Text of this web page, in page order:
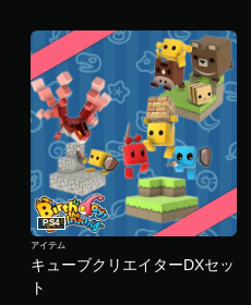
キューブクリエイターDXセッ
ト
PS4
アイテム